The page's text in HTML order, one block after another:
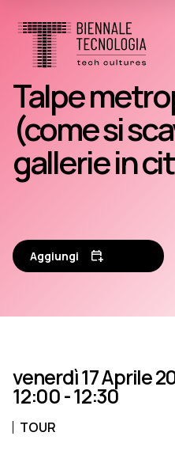
Talpe
(come si
gallerie in
Aggiungi
venerdì 17 Aprile
12:00 - 12:30
TOUR